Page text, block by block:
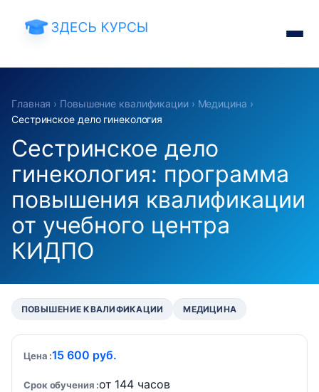
Главная › Повышение квалификации› Медицина ›
Сестринское дело гинекология
Сестринское дело
гинекология: программа
повышения квалификации
от учебного центра
КИДПО
ПОВЫШЕНИЕ КВАЛИФИКАЦИИ МЕДИЦИНА
Цена 15 600 руб.
Срок обучения от 144 часов